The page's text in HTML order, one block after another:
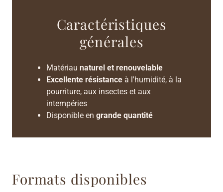
Caractéristiques
générales
Matériau naturel et renouvelable
Excellente résistanceà l'humidité, à la
pourriture, aux insectes et aux
intempéries
Disponible en grande quantité
Formats disponibles